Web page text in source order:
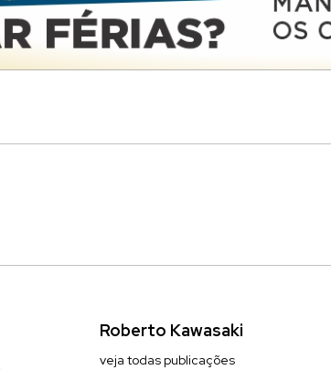
Roberto Kawasaki
veja todas publicações